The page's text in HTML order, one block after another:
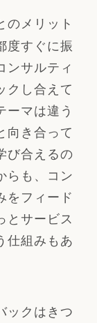
のメリット
度すぐに振
ンサルティ
クし合えて
ーマは違う
向き合って
び合えるの
らも、コン
をフィード
とサービス
仕組みもあ
ックはきつ